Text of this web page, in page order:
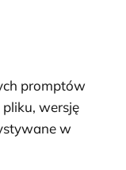
promptów
wersję
w